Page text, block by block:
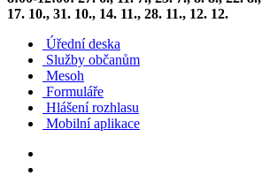
17. 10., 31. 10., 14. 11., 28. 11., 12. 12.
Úřední deska
Služby občanům
Mesoh
Formuláře
Hlášení rozhlasu
Mobilní aplikace